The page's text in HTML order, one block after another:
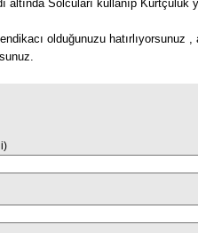
altında Solcuları kullanıp Kürtçülük
olduğunuzu hatırlıyorsunuz